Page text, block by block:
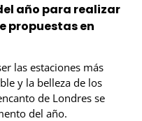
año para realizar
propuestas en
las estaciones más
y la belleza de los
de Londres se
del año.